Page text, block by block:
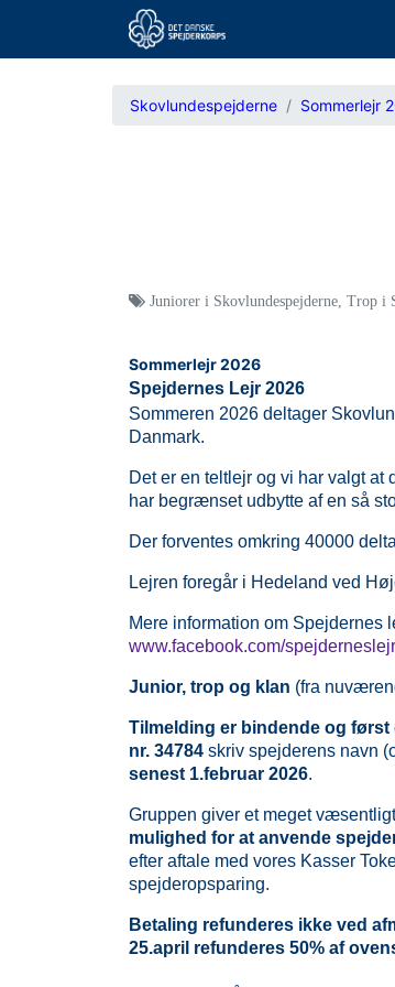
Skovlundespejderne Sommerlejr
Juniorer i Skovlundespejderne Trop i
Sommerlejr 2026
Spejdernes Lejr 2026
Sommeren 2026 deltager
Danmark.
Det er en teltlejr og vi har valgt at
har begrænset udbytte af en så
Der forventes omkring 40000
Lejren foregår i Hedeland ved
Mere information om Spejdernes
www.facebook.com/spejderneslejr
Junior, trop og klan (fra
Tilmelding er bindende og først
nr. 34784 skriv spejderens navn
senest 1.februar 2026.
Gruppen giver et meget
mulighed for at anvende
efter aftale med vores Kasser
spejderopsparing.
Betaling refunderes ikke ved
25.april refunderes 50% af